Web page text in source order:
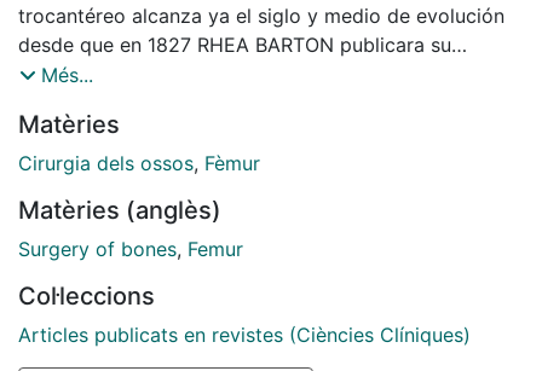
trocantéreo alcanza ya el siglo y medio de evolución
desde que en 1827 RHEA BARTON publicara su
tratamiento de las anquilosis mediante la formación de
muchos autores aportaron nuevas técnicas que han
quedado....
Més...
Matèries
Cirurgia dels ossos, Fèmur
Matèries (anglès)
Surgery of bones, Femur
Col·leccions
Articles publicats en revistes (Ciències Clíniques)